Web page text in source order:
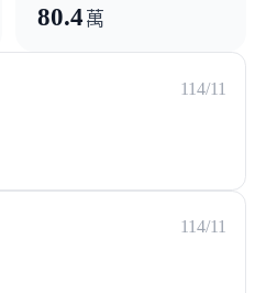
80.4 萬
114/11
114/11